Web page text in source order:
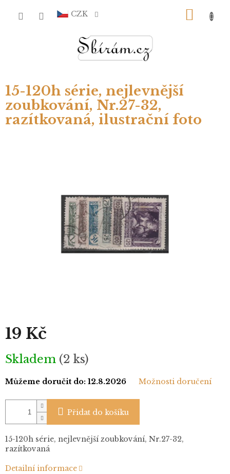
CZK
15-120h série, nejlevnější
zoubkování, Nr.27-32,
razítkovaná, ilustrační foto
19 Kč
Měrná
cena:
Skladem (2 ks)
Můžeme doručit do: 12.8.2026 Možnosti doručení
Přidat do košíku
15-120h série, nejlevnější zoubkování, Nr.27-32,
razítkovaná
Detailní informace